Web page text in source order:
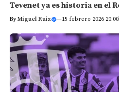
Tevenet ya es historia en el
ByMiguel Ruiz —15 febrero 2026